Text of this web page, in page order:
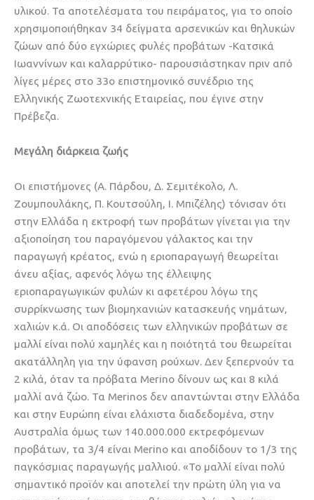
υλικού. Τα αποτελέσματα του πειράματος, για το οποίο
χρησιμοποιήθηκαν 34 δείγματα αρσενικών και θηλυκών
ζώων από δύο εγχώριες φυλές προβάτων -Κατσικά
Ιωαννίνων και καλαρρύτικο- παρουσιάστηκαν πριν από
λίγες μέρες στο 33ο επιστημονικό συνέδριο της
Ελληνικής Ζωοτεχνικής Εταιρείας, που έγινε στην
Πρέβεζα.
Μεγάλη διάρκεια ζωής
Οι επιστήμονες (Α. Πάρδου, Δ. Σεμιτέκολο, Λ.
Ζουμπουλάκης, Π. Κουτσούλη, Ι. Μπιζέλης) τόνισαν ότι
στην Ελλάδα η εκτροφή των προβάτων γίνεται για την
αξιοποίηση του παραγόμενου γάλακτος και την
παραγωγή κρέατος, ενώ η εριοπαραγωγή θεωρείται
άνευ αξίας, αφενός λόγω της έλλειψης
εριοπαραγωγικών φυλών κι αφετέρου λόγω της
συρρίκνωσης των βιομηχανιών κατασκευής νημάτων,
χαλιών κ.ά. Οι αποδόσεις των ελληνικών προβάτων σε
μαλλί είναι πολύ χαμηλές και η ποιότητά του θεωρείται
ακατάλληλη για την ύφανση ρούχων. Δεν ξεπερνούν τα
2 κιλά, όταν τα πρόβατα Merino δίνουν ως και 8 κιλά
μαλλί ανά ζώο. Τα Merinos δεν απαντώνται στην Ελλάδα
και στην Ευρώπη είναι ελάχιστα διαδεδομένα, στην
Αυστραλία όμως των 140.000.000 εκτρεφόμενων
προβάτων, τα 3/4 είναι Merino και αποδίδουν το 1/3 της
παγκόσμιας παραγωγής μαλλιού. «Το μαλλί είναι πολύ
σημαντικό προϊόν και αποτελεί την πρώτη ύλη για να